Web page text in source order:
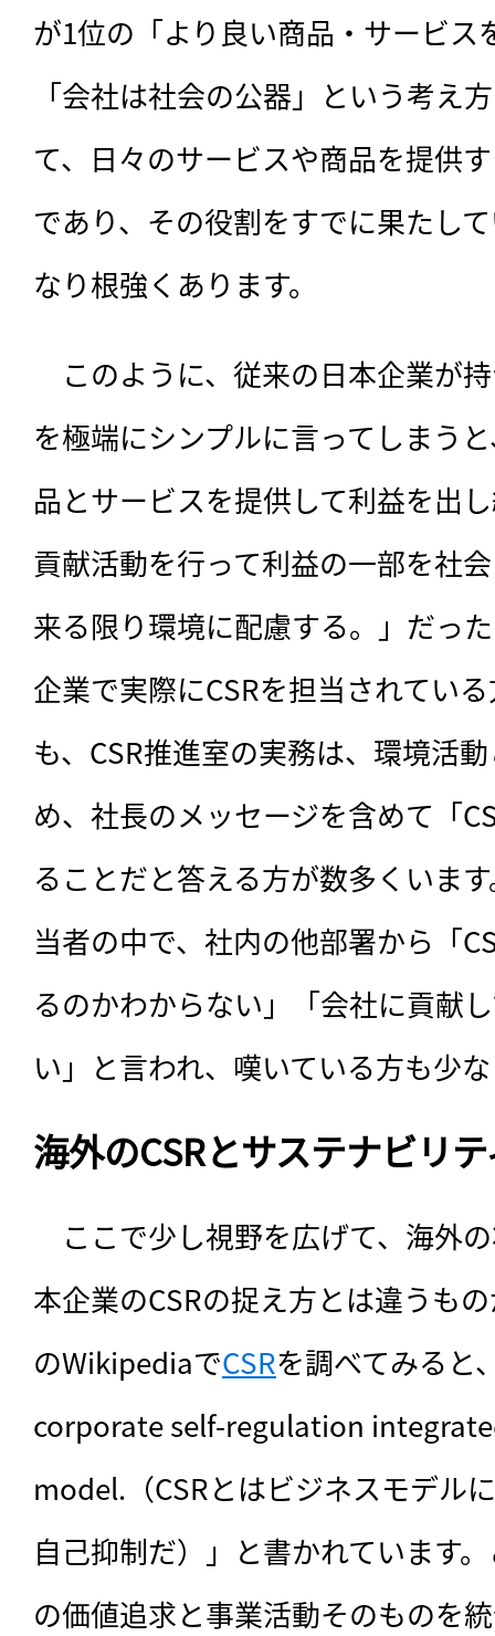
が1位の「より良い商品・サービス
「会社は社会の公器」という考え
て、日々のサービスや商品を提供
であり、その役割をすでに果たし
なり根強くあります。
このように、従来の日本企業が
を極端にシンプルに言ってしまう
品とサービスを提供して利益を出
貢献活動を行って利益の一部を社
来る限り環境に配慮する。」だっ
企業で実際にCSRを担当されてい
も、CSR推進室の実務は、環境活
め、社長のメッセージを含めて「
ることだと答える方が数多くいま
当者の中で、社内の他部署から「
るのかわからない」「会社に貢献
い」と言われ、嘆いている方も少
海外のCSRとサステナビリ
ここで少し視野を広げて、海外
本企業のCSRの捉え方とは違うも
のWikipediaでCSRを調べてみると
corporate self-regulation
model.（CSRとはビジネスモデル
自己抑制だ）」と書かれています
の価値追求と事業活動そのものを